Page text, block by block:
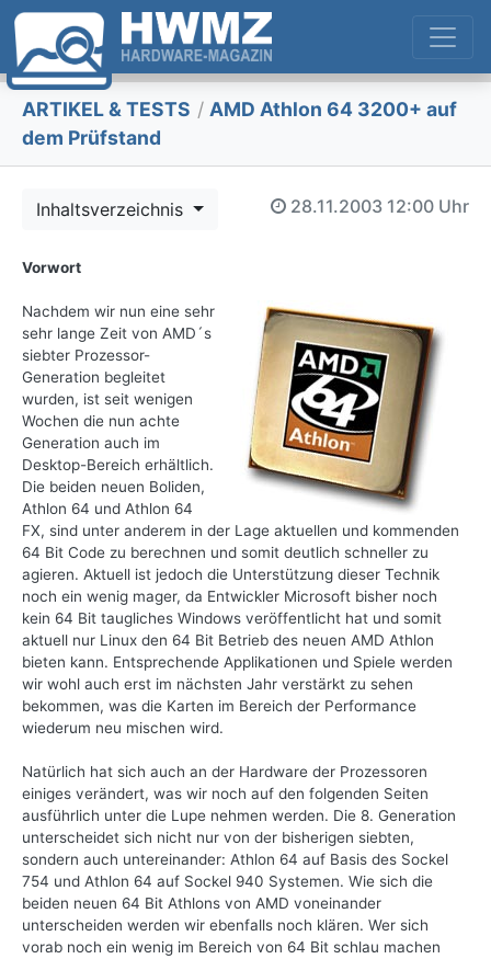
ARTIKEL & TESTS / AMD Athlon 64 3200+ auf
dem Prüfstand
Inhaltsverzeichnis 28.11.2003 12:00 Uhr
Vorwort
Nachdem wir nun eine sehr
sehr lange Zeit von AMD´s
siebter Prozessor-
Generation begleitet
wurden, ist seit wenigen
Wochen die nun achte
Generation auch im
Desktop-Bereich erhältlich.
Die beiden neuen Boliden,
Athlon 64 und Athlon 64
FX, sind unter anderem in der Lage aktuellen und kommenden
64 Bit Code zu berechnen und somit deutlich schneller zu
agieren. Aktuell ist jedoch die Unterstützung dieser Technik
noch ein wenig mager, da Entwickler Microsoft bisher noch
kein 64 Bit taugliches Windows veröffentlicht hat und somit
aktuell nur Linux den 64 Bit Betrieb des neuen AMD Athlon
bieten kann. Entsprechende Applikationen und Spiele werden
wir wohl auch erst im nächsten Jahr verstärkt zu sehen
bekommen, was die Karten im Bereich der Performance
wiederum neu mischen wird.
Natürlich hat sich auch an der Hardware der Prozessoren
einiges verändert, was wir noch auf den folgenden Seiten
ausführlich unter die Lupe nehmen werden. Die 8. Generation
unterscheidet sich nicht nur von der bisherigen siebten,
sondern auch untereinander: Athlon 64 auf Basis des Sockel
754 und Athlon 64 auf Sockel 940 Systemen. Wie sich die
beiden neuen 64 Bit Athlons von AMD voneinander
unterscheiden werden wir ebenfalls noch klären. Wer sich
vorab noch ein wenig im Bereich von 64 Bit schlau machen